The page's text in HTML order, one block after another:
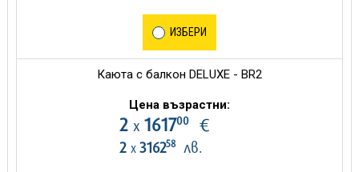
ИЗБЕРИ
Каюта с балкон DELUXE - BR2
Цена възрастни:
2 х 161700€
2 х 316258лв.